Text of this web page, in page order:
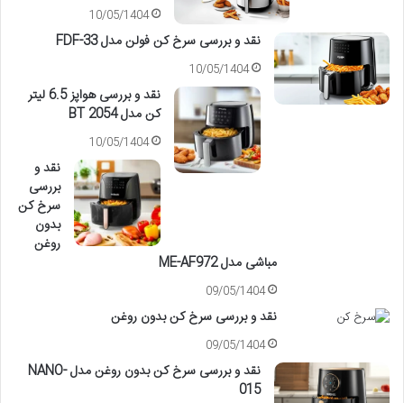
10/05/1404
نقد و بررسی سرخ کن فولن مدل FDF-33
10/05/1404
نقد و بررسی هواپز 6.5 لیتر
کن مدل 2054 BT
10/05/1404
نقد و
بررسی
سرخ کن
بدون
روغن
مباشی مدل ME-AF972
09/05/1404
نقد و بررسی سرخ کن بدون روغن
09/05/1404
نقد و بررسی سرخ کن بدون روغن مدل NANO-
015